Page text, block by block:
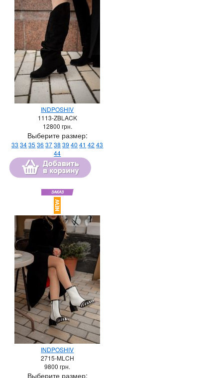
INDPOSHIV
1113-ZBLACK
12800 грн.
Выберите размер:
33 3435 36 3738 39 40 41 42 43
44
INDPOSHIV
2715-MLCH
9800 грн.
Выберите размер: